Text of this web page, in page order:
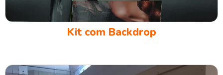
Kit com Backdrop